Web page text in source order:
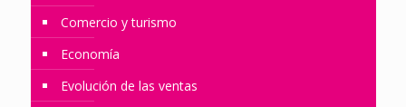
Comercio y turismo
Economía
Evolución de las ventas